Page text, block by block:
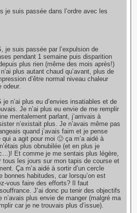
je suis passée dans l’ordre avec les
je suis passée par l’expulsion de
pendant 1 semaine puis disparition
plus rien (même des mois après!)
plus autant chaud qu’avant, plus de
d’être normal niveau chaleur
odeur.
n’ai plus eu d’envies insatiables et de
Je n’ai plus eu envie de me remplir
mentalement parlant, j’arrivais à
n’existait plus. Je n’avais même pas
quand j’avais faim et je pense
a agit pour moi 🙂 ça m’a aidé à
plus obnubilée (et en plus je
Et comme je me sentais plus légère,
tous les jours sur mon tapis de course et
Ça m’a aidé à sortir d’un cercle
bonnes habitudes, car lorsqu’on est
vous faire des efforts? Il faut
J’ai donc pu tenir des objectifs
n’avais plus envie de manger (malgré ma
car je ne trouvais plus d’issue).